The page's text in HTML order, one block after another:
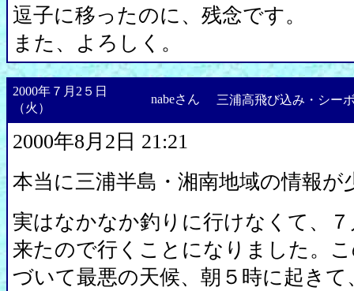
逗子に移ったのに、残念です。
また、よろしく。
2000年７月2５日
（火）
nabeさん 三浦高飛び込み・シー
2000年8月2日 21:21
本当に三浦半島・湘南地域の情報
実はなかなか釣りに行けなくて、
来たので行くことになりました。
づいて最悪の天候、朝５時に起き